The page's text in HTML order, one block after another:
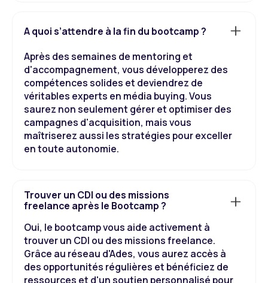
A quoi s’attendre à la fin du bootcamp ?
Après des semaines de mentoring et
d'accompagnement, vous développerez des
compétences solides et deviendrez de
véritables experts en média buying. Vous
saurez non seulement gérer et optimiser des
campagnes d'acquisition, mais vous
maîtriserez aussi les stratégies pour exceller
en toute autonomie.
Trouver un CDI ou des missions
freelance après le Bootcamp ?
Oui, le bootcamp vous aide activement à
trouver un CDI ou des missions freelance.
Grâce au réseau d'Ades, vous aurez accès à
des opportunités régulières et bénéficiez de
ressources et d'un soutien personnalisé pour